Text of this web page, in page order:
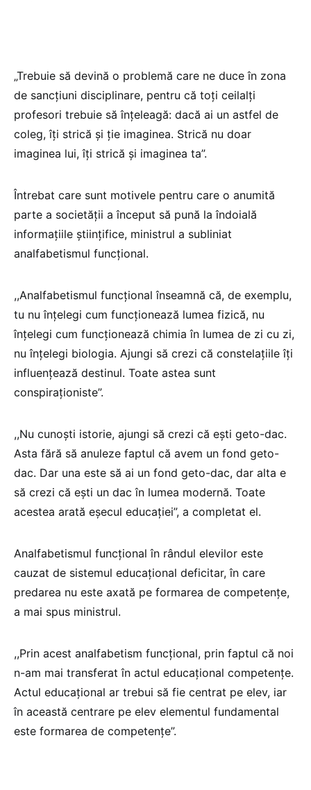
„Trebuie să devină o problemă care ne duce în zona
de sancțiuni disciplinare, pentru că toți ceilalți
profesori trebuie să înțeleagă: dacă ai un astfel de
coleg, îți strică și ție imaginea. Strică nu doar
imaginea lui, îți strică și imaginea ta”.
Întrebat care sunt motivele pentru care o anumită
parte a societății a început să pună la îndoială
informațiile științifice, ministrul a subliniat
analfabetismul funcțional.
,,Analfabetismul funcțional înseamnă că, de exemplu,
tu nu înțelegi cum funcționează lumea fizică, nu
înțelegi cum funcționează chimia în lumea de zi cu zi,
nu înțelegi biologia. Ajungi să crezi că constelațiile îți
influențează destinul. Toate astea sunt
conspiraționiste”.
,,Nu cunoști istorie, ajungi să crezi că ești geto-dac.
Asta fără să anuleze faptul că avem un fond geto-
dac. Dar una este să ai un fond geto-dac, dar alta e
să crezi că ești un dac în lumea modernă. Toate
acestea arată eșecul educației”, a completat el.
Analfabetismul funcțional în rândul elevilor este
cauzat de sistemul educațional deficitar, în care
predarea nu este axată pe formarea de competențe,
a mai spus ministrul.
,,Prin acest analfabetism funcțional, prin faptul că noi
n-am mai transferat în actul educațional competențe.
Actul educațional ar trebui să fie centrat pe elev, iar
în această centrare pe elev elementul fundamental
este formarea de competențe”.